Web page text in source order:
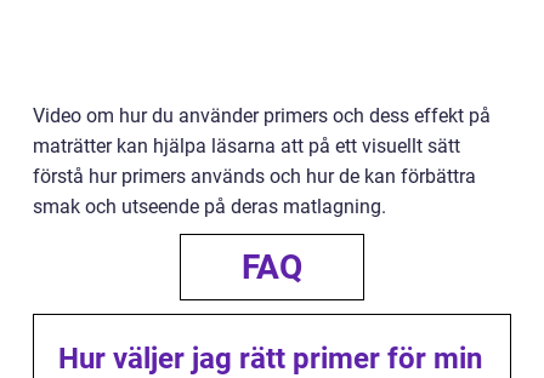
Video om hur du använder primers och dess effekt på
maträtter kan hjälpa läsarna att på ett visuellt sätt
förstå hur primers används och hur de kan förbättra
smak och utseende på deras matlagning.
FAQ
Hur väljer jag rätt primer för min